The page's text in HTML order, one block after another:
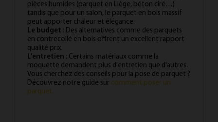
pièces humides (parquet en Liège, béton ciré…)
tandis que pour un salon, le parquet en bois massif
peut apporter chaleur et élégance.
Le budget : Des alternatives comme des parquets
en contrecollé en bois offrent un excellent rapport
qualité prix.
L'entretien : Certains matériaux comme la
moquette demandent plus d'entretien que d'autres.
Vous cherchez des conseils pour la pose de parquet ?
Découvrez notre guide sur comment poser un
parquet.